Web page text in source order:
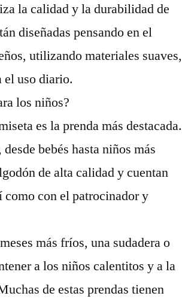
la calidad y la durabilidad de
diseñadas pensando en el
utilizando materiales suaves,
el uso diario.
los niños?
es la prenda más destacada.
bebés hasta niños más
de alta calidad y cuentan
como con el patrocinador y
más fríos, una sudadera o
a los niños calentitos y a la
de estas prendas tienen